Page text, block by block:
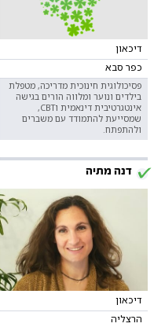
דיכאון
כפר סבא
פסיכולוגית חינוכית מדריכה, מטפלת
בילדים ונוער ומלווה הורים בגישה
אינטגרטיבית דינאמית וCBT,
שמסייעת להתמודד עם משברים
ולהתפתח.
דנה מתיה
דיכאון
הרצליה